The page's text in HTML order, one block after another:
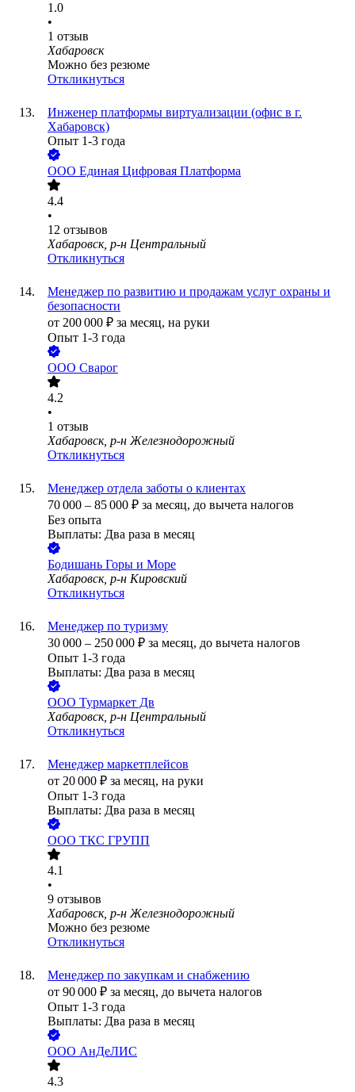
1.0
•
1 отзыв
Хабаровск
Можно без резюме
Откликнуться
Инженер платформы виртуализации (офис в г.
Хабаровск)
Опыт 1-3 года
ООО Единая Цифровая Платформа
4.4
•
12 отзывов
Хабаровск, р-н Центральный
Откликнуться
Менеджер по развитию и продажам услуг охраны и
безопасности
от 200 000 ₽ за месяц, на руки
Опыт 1-3 года
ООО Сварог
4.2
•
1 отзыв
Хабаровск, р-н Железнодорожный
Откликнуться
Менеджер отдела заботы о клиентах
70 000 – 85 000 ₽ за месяц, до вычета налогов
Без опыта
Выплаты: Два раза в месяц
Бодишань Горы и Море
Хабаровск, р-н Кировский
Откликнуться
Менеджер по туризму
30 000 – 250 000 ₽ за месяц, до вычета налогов
Опыт 1-3 года
Выплаты: Два раза в месяц
ООО Турмаркет Дв
Хабаровск, р-н Центральный
Откликнуться
Менеджер маркетплейсов
от 20 000 ₽ за месяц, на руки
Опыт 1-3 года
Выплаты: Два раза в месяц
ООО ТКС ГРУПП
4.1
•
9 отзывов
Хабаровск, р-н Железнодорожный
Можно без резюме
Откликнуться
Менеджер по закупкам и снабжению
от 90 000 ₽ за месяц, до вычета налогов
Опыт 1-3 года
Выплаты: Два раза в месяц
ООО АнДеЛИС
4.3